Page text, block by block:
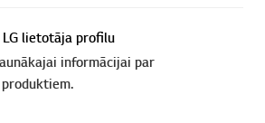
LG lietotāja profilu
informācijai par